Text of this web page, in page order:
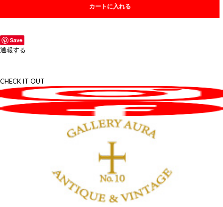
カートに入れる
Save
通報する
CHECK IT OUT